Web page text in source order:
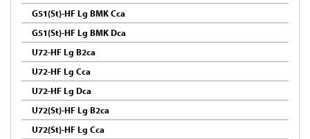
G51(St)-HF Lg BMK Cca
G51(St)-HF Lg BMK Dca
U72-HF Lg B2ca
U72-HF Lg Cca
U72-HF Lg Dca
U72(St)-HF Lg B2ca
U72(St)-HF Lg Cca